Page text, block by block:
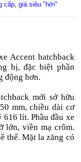
cấp, giá siêu "hời"
Accent hatchback
bị, đặc biệt phần
động hơn.
mới sở hữu
mm, chiều dài cơ
616 lít. Phầu đầu xe
lớn, viền mạ crôm.
thế. Mặt la zăng có